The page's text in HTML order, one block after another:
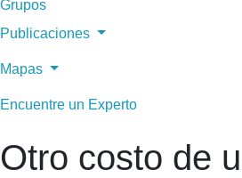
Grupos
Publicaciones
Mapas
Encuentre un Experto
Otro costo de